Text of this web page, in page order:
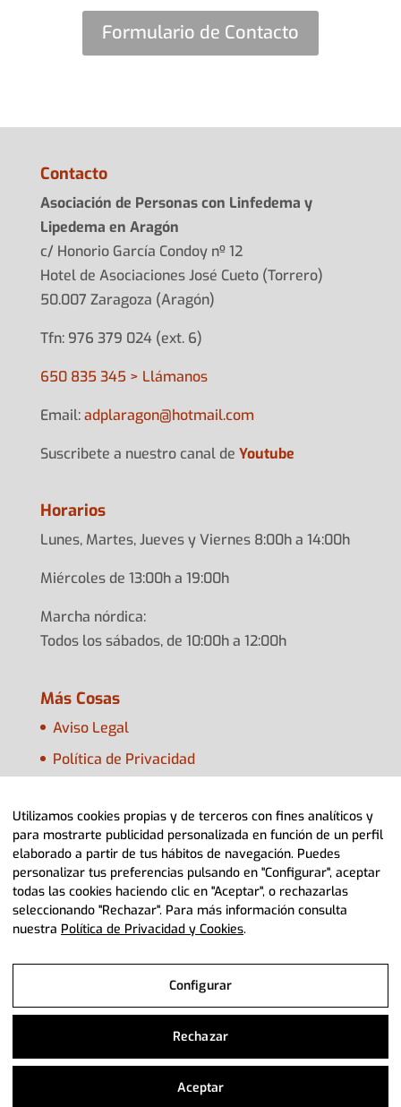
Formulario de Contacto
Contacto
Asociación de Personas con Linfedema y
Lipedema en Aragón
c/ Honorio García Condoy nº 12
Hotel de Asociaciones José Cueto (Torrero)
50.007 Zaragoza (Aragón)
Tfn: 976 379 024 (ext. 6)
650 835 345 > Llámanos
Email:adplaragon@hotmail.com
Suscribete a nuestro canal de Youtube
Horarios
Lunes, Martes, Jueves y Viernes 8:00h a 14:00h
Miércoles de 13:00h a 19:00h
Marcha nórdica:
Todos los sábados, de 10:00h a 12:00h
Más Cosas
Aviso Legal
Política de Privacidad
Configurar Cookies
Utilizamos cookies propias y de terceros con fines analíticos y
para mostrarte publicidad personalizada en función de un perfil
elaborado a partir de tus hábitos de navegación. Puedes
personalizar tus preferencias pulsando en "Configurar", aceptar
todas las cookies haciendo clic en "Aceptar", o rechazarlas
seleccionando "Rechazar". Para más información consulta
nuestra Política de Privacidad y Cookies.
Configurar
Rechazar
Aceptar
Política de Privacidad y Cookies
Configurar